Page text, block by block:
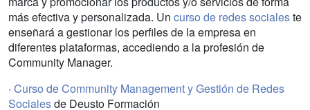
más efectiva y personalizada. Un curso de redes socialeste
enseñará a gestionar los perfiles de la empresa en
diferentes plataformas, accediendo a la profesión de
Community Manager.
· Curso de Community Management y Gestión de Redes
Socialesde Deusto Formación